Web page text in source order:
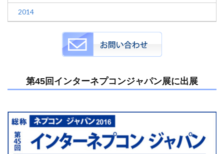
2014
第45回インターネプコンジャパン展に出展